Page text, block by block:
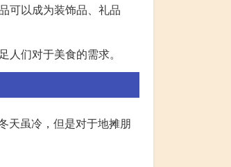
可以成为装饰品、礼品
们对于美食的需求。
天虽冷，但是对于地摊朋